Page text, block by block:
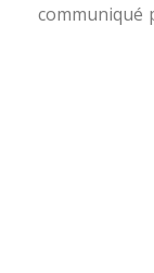
communiqué